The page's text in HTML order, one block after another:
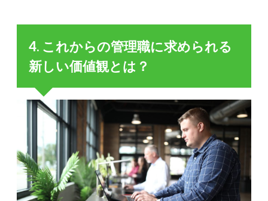
4. これからの管理職に求められる
新しい価値観とは？